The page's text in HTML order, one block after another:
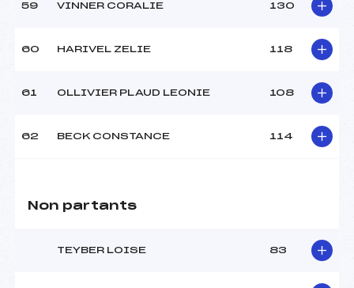
59 VINNER CORALIE 130
60 HARIVEL ZELIE 118
61 OLLIVIER PLAUD LEONIE 108
62 BECK CONSTANCE 114
Non partants
TEYBER LOISE 83